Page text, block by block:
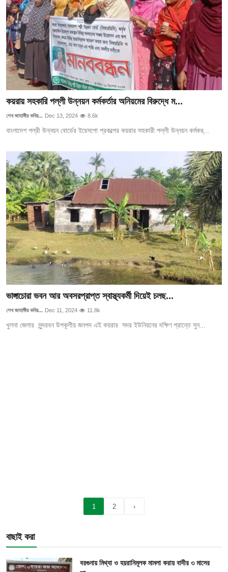
কয়রায় সহকারি পল্লী উন্নয়ন কর্মকর্তার অনিয়মের বিরুদ্ধে ম...
শেখ জাহাঙ্গীর কবির... Dec 13, 2024 8.6k
বাংলাদেশ পল্রী উন্নয়ন বোর্ডের ইরেসপো প্রকল্পের কয়রার সহকারী পল্লী উন্নয়ন কর্মকর্...
ভাঙ্গাচোরা ভবন আর অবসরপ্রাপ্ত স্বাস্থ্যকর্মী দিয়েই চলছ...
শেখ জাহাঙ্গীর কবির... Dec 11, 2024 11.8k
খুলনা জেলার সুন্দরবন উপকূলীয় জনপদ এই কয়রার সদর ইউনিয়নের দক্ষিণ প্রান্তে সুন...
1 2 ›
বাছাই করা
বরগুনায় মিথ্যা ও হয়রানিমূলক মামলা করায় বাদীর ৩ মাসের